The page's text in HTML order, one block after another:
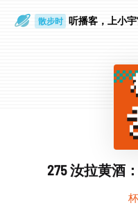
散步时 听播客，上小宇
275 汝拉黄酒